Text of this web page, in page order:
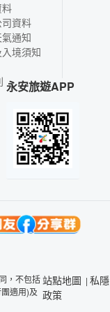
資料
通知
境須知
永安旅遊APP
，不包括
適用)及
站點地圖 | 私隱
政策